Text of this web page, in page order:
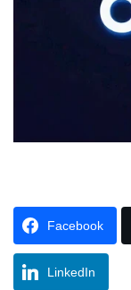
Facebook
LinkedIn